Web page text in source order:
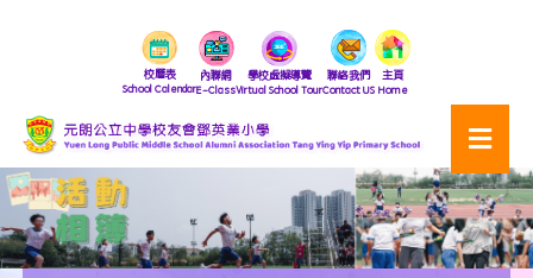
校曆表
School Calendar
內聯網
E-Class
學校虛擬導覽
Virtual School Tour
聯絡我們
Contact US
主頁
Home